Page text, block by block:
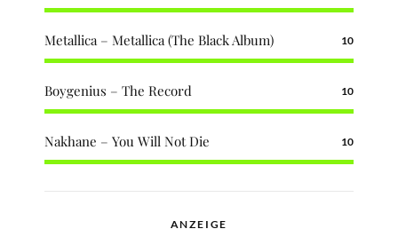
Metallica – Metallica (The Black Album) 10
Boygenius – The Record 10
Nakhane – You Will Not Die 10
ANZEIGE